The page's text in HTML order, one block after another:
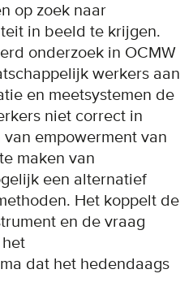
op zoek naar
in beeld te krijgen.
onderzoek in OCMW
werkers aan
en meetsystemen de
niet correct in
empowerment van
maken van
een alternatief
Het koppelt de
en de vraag
dat het hedendaags